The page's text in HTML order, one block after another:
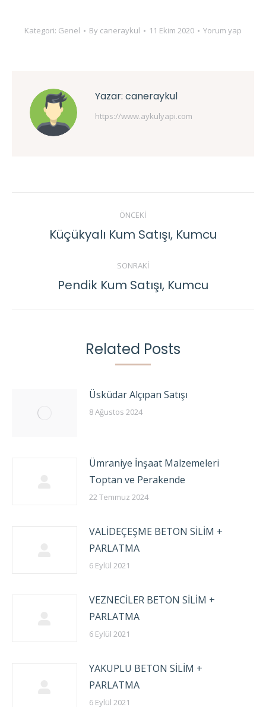
Kategori: Genel By caneraykul 11 Ekim 2020 Yorum yap
Yazar: caneraykul
https://www.aykulyapi.com
navigation
ÖNCEKI
Previous
Küçükyalı Kum Satışı, Kumcu
SONRAKI
Next
Pendik Kum Satışı, Kumcu
Related Posts
Üsküdar Alçıpan Satışı
8 Ağustos 2024
Ümraniye İnşaat Malzemeleri
Toptan ve Perakende
22 Temmuz 2024
VALİDEÇEŞME BETON SİLİM +
PARLATMA
6 Eylül 2021
VEZNECİLER BETON SİLİM +
PARLATMA
6 Eylül 2021
YAKUPLU BETON SİLİM +
PARLATMA
6 Eylül 2021